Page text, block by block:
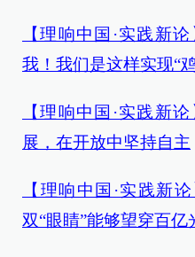
【理响中国·实践新
我！我们是这样实现“
【理响中国·实践新
展，在开放中坚持自主
【理响中国·实践新
双“眼睛”能够望穿百亿